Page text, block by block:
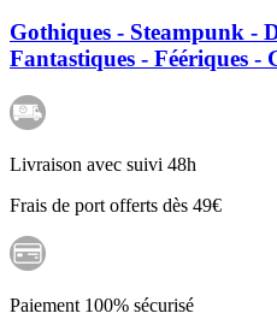
Gothiques - Steampunk -
Fantastiques - Féériques -
Livraison avec suivi 48h
Frais de port offerts dès 49€
Paiement 100% sécurisé